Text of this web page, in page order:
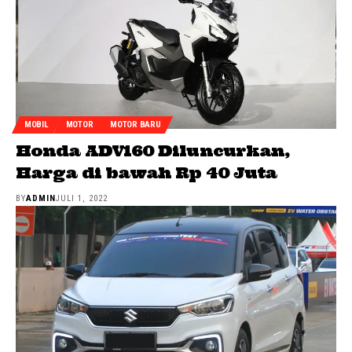
MOBIL MOTOR MOTOR BARU
Honda ADV160 Diluncurkan,
Harga di bawah Rp 40 Juta
BYADMINJULI 1, 2022